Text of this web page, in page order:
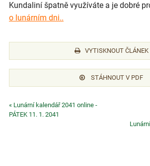
Kundaliní špatně využíváte a je dobré
o lunárním dni..
VYTISKNOUT ČLÁNEK
STÁHNOUT V PDF
« Lunární kalendář 2041 online -
PÁTEK 11. 1. 2041